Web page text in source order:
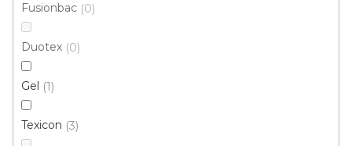
Fusionbac 0
Duotex 0
Gel 1
Texicon 3
267 Kč
310 Kč
4 m